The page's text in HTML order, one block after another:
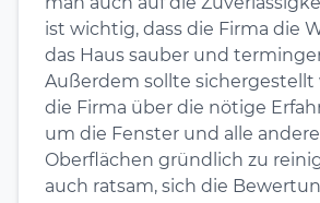
ist wichtig, dass die Firma die
das Haus sauber und
Außerdem sollte sichergestellt
die Firma über die nötige
um die Fenster und alle
Oberflächen gründlich zu
auch ratsam, sich die